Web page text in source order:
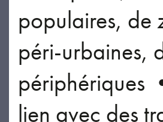
populaires, de
péri-urbaines,
périphériques
lien avec des